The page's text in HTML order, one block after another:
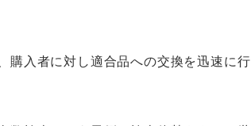
購入者に対し適合品への交換を迅速に行